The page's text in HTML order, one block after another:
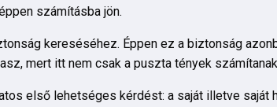
számításba jön.
kereséséhez. Éppen ez a biztonság
mert itt nem csak a puszta tények
első lehetséges kérdést: a saját illetve saját